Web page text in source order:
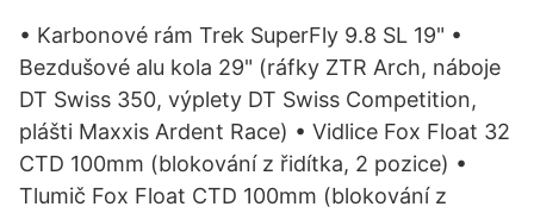
• Karbonové rám Trek SuperFly 9.8 SL 19" •
Bezdušové alu kola 29" (ráfky ZTR Arch, náboje
DT Swiss 350, výplety DT Swiss Competition,
plášti Maxxis Ardent Race) • Vidlice Fox Float 32
CTD 100mm (blokování z řidítka, 2 pozice) •
Tlumič Fox Float CTD 100mm (blokování z